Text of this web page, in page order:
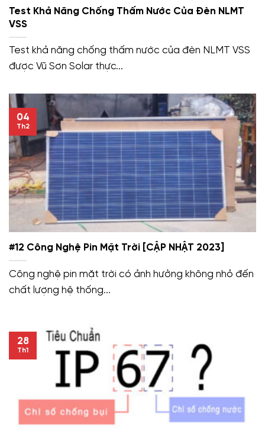
Test Khả Năng Chống Thấm Nước Của Đèn NLMT
VSS
Test khả năng chống thấm nước của đèn NLMT VSS
được Vũ Sơn Solar thực...
#12 Công Nghệ Pin Mặt Trời [CẬP NHẬT 2023]
Công nghệ pin mặt trời có ảnh hưởng không nhỏ đến
chất lượng hệ thống...
04
Th2
28
Th1